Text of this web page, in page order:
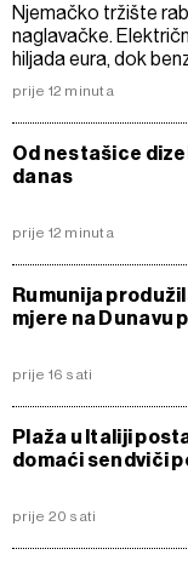
Njemačko tržište
naglavačke.
hiljada eura, dok
prije 12 minuta
Od nestašice
danas
prije 12 minuta
Rumunija
mjere na Dunavu
prije 16 sati
Plaža u Italiji
domaći sendviči
prije 20 sati